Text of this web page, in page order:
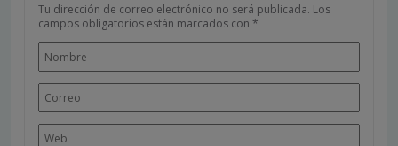
Tu dirección de correo electrónico no será publicada. Los
campos obligatorios están marcados con *